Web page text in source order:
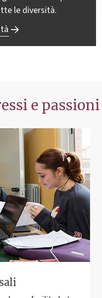
le diversità.
e passioni